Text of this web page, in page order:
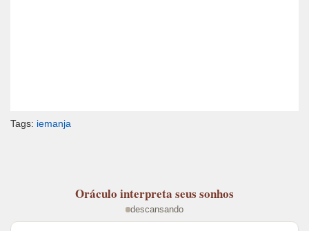
Tags: iemanja
Oráculo interpreta seus sonhos
descansando